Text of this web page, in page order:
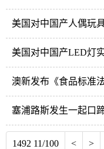
美国对中国产人偶玩
美国对中国产LED灯
澳新发布《食品标准
塞浦路斯发生一起口
1492 11/100 < >